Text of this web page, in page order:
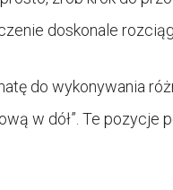
doskonale
do wykonywania
w dół”. Te pozycje